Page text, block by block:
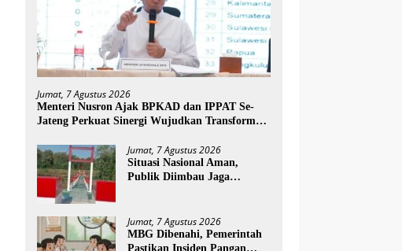
Jumat, 7 Agustus 2026
Menteri Nusron Ajak BPKAD dan IPPAT Se-
Jateng Perkuat Sinergi Wujudkan Transformasi
Jumat, 7 Agustus 2026
Situasi Nasional Aman,
Publik Diimbau Jaga
Jumat, 7 Agustus 2026
MBG Dibenahi, Pemerintah
Pastikan Insiden Pangan